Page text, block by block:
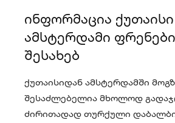
ინფორმაცია ქუთაისი
ამსტერდამი
შესახებ
ქუთაისიდან ამსტერდამში
შესაძლებელია მხოლოდ
ძირითადად თურქული